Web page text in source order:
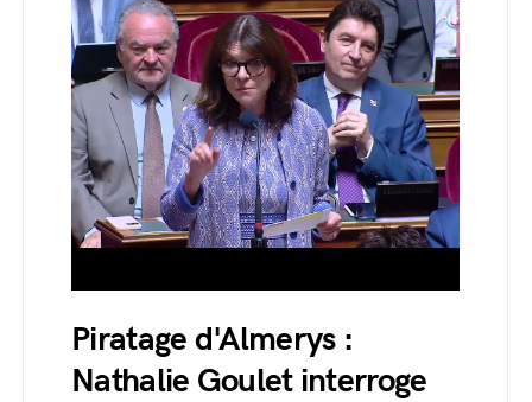
Piratage d'Almerys :
Nathalie Goulet interroge